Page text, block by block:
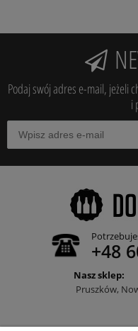
Podaj swój adres e-mail, jeżeli
i
+48
Nasz sklep:
Pruszków,